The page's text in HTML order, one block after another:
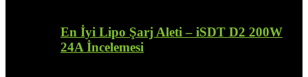
En İyi Lipo Şarj Aleti – iSDT D2 200W
24A İncelemesi